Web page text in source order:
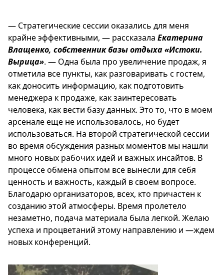
— Стратегические сессии оказались для меня
крайне эффективными, — рассказала Екатерина
Влащенко, собственник базы отдыха «Истоки.
Вырица». — Одна была про увеличение продаж, я
отметила все пункты, как разговаривать с гостем,
как доносить информацию, как подготовить
менеджера к продаже, как заинтересовать
человека, как вести базу данных. Это то, что в моем
арсенале еще не использовалось, но будет
использоваться. На второй стратегической сессии
во время обсуждения разных моментов мы нашли
много новых рабочих идей и важных инсайтов. В
процессе обмена опытом все вынесли для себя
ценность и важность, каждый в своем вопросе.
Благодарю организаторов, всех, кто причастен к
созданию этой атмосферы. Время пролетело
незаметно, подача материала была легкой. Желаю
успеха и процветаний этому направлению и —ждем
новых конференций.